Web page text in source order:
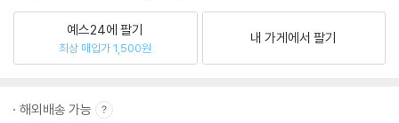
예스24에 팔기
최상 매입가 1,500원
내 가게에서 팔기
해외배송 가능